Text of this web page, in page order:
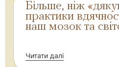
Більше, ніж
практики
наш мозок та
Читати далі